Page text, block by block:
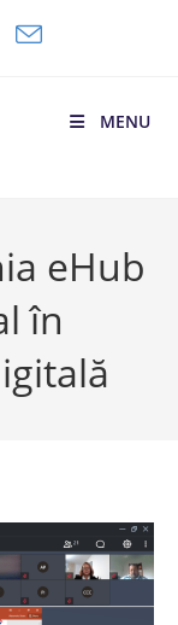
MENU
eHub
în